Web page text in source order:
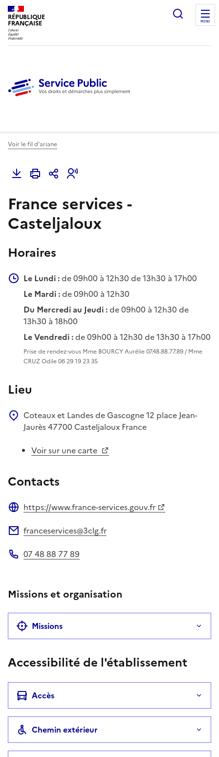
RÉPUBLIQUE
FRANÇAISE
Ouvrir
MENU
Voir le fil d'ariane
France services -
Casteljaloux
Horaires
Le Lundi :de 09h00 à 12h30 de 13h30 à 17h00
Le Mardi :de 09h00 à 12h30
Du Mercredi au Jeudi :de 09h00 à 12h30 de
13h30 à 18h00
Le Vendredi :de 09h00 à 12h30 de 13h30 à 17h00
Prise de rendez-vous Mme BOURCY Aurélie 07.48.88.77.89 / Mme
CRUZ Odile 06 29 19 23 35
Lieu
Coteaux et Landes de Gascogne12 place Jean-
Jaurès47700 Casteljaloux France
Voir sur une carte
Contacts
https://www.france-services.gouv.fr
franceservices@3clg.fr
07 48 88 77 89
Missions et organisation
Missions
Accessibilité de l'établissement
Accès
Chemin extérieur